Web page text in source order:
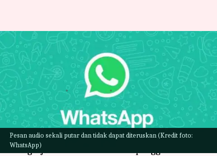
Pesan audio sekali putar dan tidak dapat diteruskan (Kredit foto:
WhatsApp)
Fitur WhatsApp baru: Pesan
audio sekali putar untuk
pengguna Android
menulis Handoko Mar 27, 2023 01:14 pm
Apa ceritanya
Aplikasi perpesanan populer WhatsApp sedang
mengerjakan fitur baru untuk pengguna